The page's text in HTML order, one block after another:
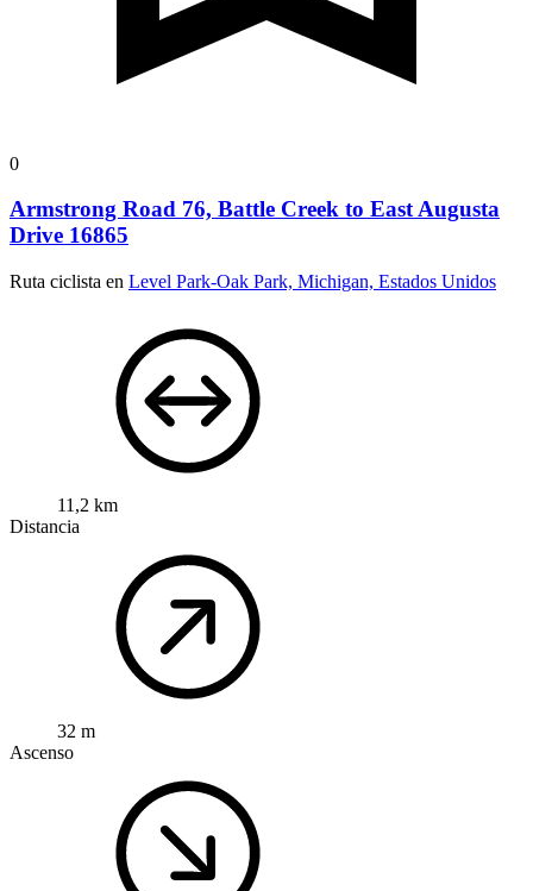
0
Armstrong Road 76, Battle Creek to East Augusta
Drive 16865
Ruta ciclista en Level Park-Oak Park, Michigan, Estados Unidos
11,2 km
Distancia
32 m
Ascenso